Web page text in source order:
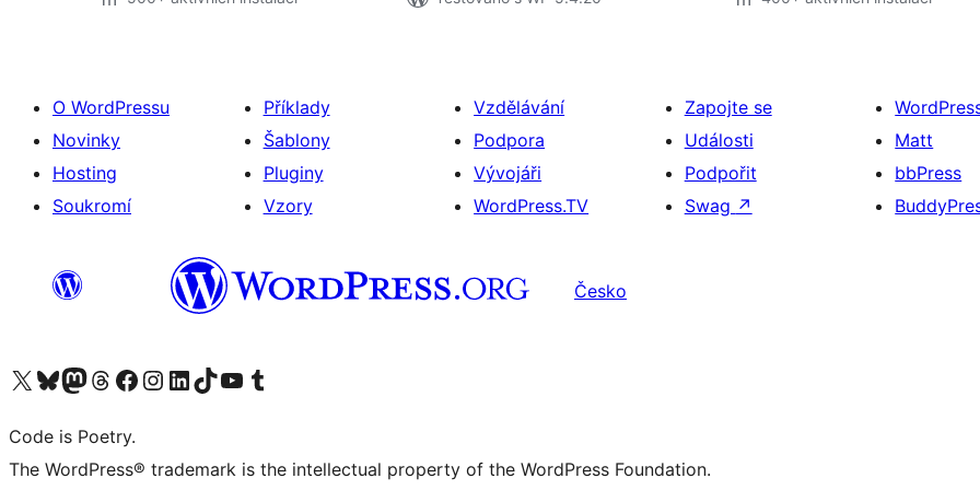
O WordPressu
Novinky
Hosting
Soukromí
Příklady
Šablony
Pluginy
Vzory
Vzdělávání
Podpora
Vývojáři
WordPress.TV
Zapojte se
Události
Podpořit
Swag ↗
Matt
bbPress
Česko
Navštivte náš účet na X (dříve Twitter)
Navštivte náš Bluesky účetNavštivte náš účet Mastodon
Navštivte náš Threads účetNavštivte naši stránku na Facebooku
Navštivte náš Instagram účetNavštivte náš LinkedIn účetNavštivte náš TikTok účetNavštivte náš YouTube kanálNavštivte náš Tumblr účet
Code is Poetry.
The WordPress® trademark is the intellectual property of the WordPress Foundation.